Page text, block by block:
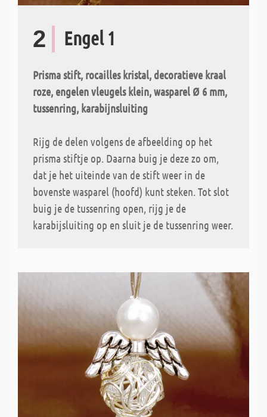
2 Engel 1
Prisma stift, rocailles kristal, decoratieve kraal
roze, engelen vleugels klein, wasparel Ø 6 mm,
tussenring, karabijnsluiting
Rijg de delen volgens de afbeelding op het
prisma stiftje op. Daarna buig je deze zo om,
dat je het uiteinde van de stift weer in de
bovenste wasparel (hoofd) kunt steken. Tot slot
buig je de tussenring open, rijg je de
karabijsluiting op en sluit je de tussenring weer.